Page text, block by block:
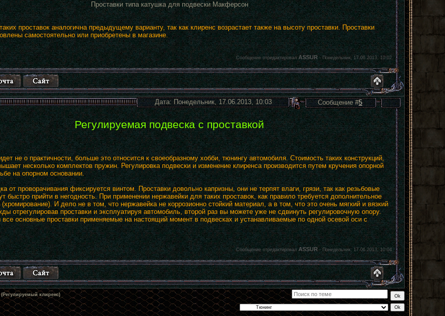
Проставки типа катушка для подвески Макферсон
проставок аналогична предыдущему варианту, так как клиренс возрастает также на высоту проставки. Проставки
самостоятельно или приобретены в магазине.
Сообщение отредактировалASSUR-Понедельник, 17.06.2013, 10:02
Дата: Понедельник, 17.06.2013, 10:03 Сообщение #5
Регулируемая подвеска с проставкой
не о практичности, больше это относится к своеобразному хобби, тюнингу автомобиля. Стоимость таких конструкций,
несколько комплектов пружин. Регулировка подвески и изменение клиренса производится путем кручения опорной
на опорном основании.
от проворачивания фиксируется винтом. Проставки довольно капризны, они не терпят влаги, грязи, так как резьбовые
быстро прийти в негодность. При применении нержавейки для таких проставок, как правило требуется дополнительное
И дело не в том, что нержавейка не коррозионно стойкий материал, а в том, что это очень мягкий и вязкий
отрегулировав проставки и эксплуатируя автомобиль, второй раз вы можете уже не сдвинуть регулировочную опору.
все основные проставки применяемые на настоящий момент в подвесках и устанавливаемые по одной осевой оси с
Сообщение отредактировал ASSUR-Понедельник, 17.06.2013, 10:04
(Регулируемый клиренс)